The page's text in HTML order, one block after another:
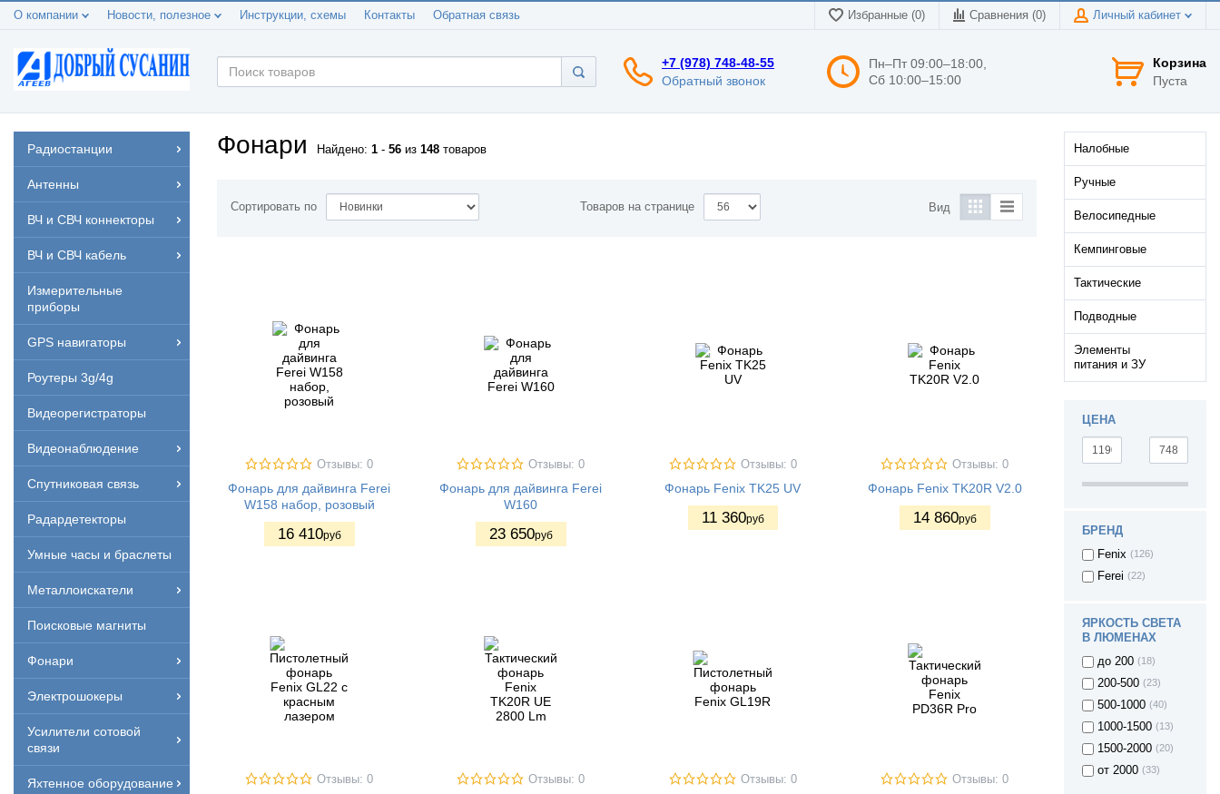
О компании Новости, полезное Инструкции, схемы Контакты Обратная связь Избранные (0) Сравнения (0) Личный кабинет
+7 (978) 748-48-55
Обратный звонок
Пн–Пт 09:00–18:00,
Сб 10:00–15:00
Корзина
Пуста
Радиостанции
Антенны
ВЧ и СВЧ коннекторы
ВЧ и СВЧ кабель
Измерительные
приборы
GPS навигаторы
Роутеры 3g/4g
Видеорегистраторы
Видеонаблюдение
Спутниковая связь
Радардетекторы
Умные часы и браслеты
Металлоискатели
Поисковые магниты
Фонари
Электрошокеры
Усилители сотовой
связи
Яхтенное оборудование
Налобные
Ручные
Велосипедные
Кемпинговые
Тактические
Подводные
Элементы
питания и ЗУ
ЦЕНА
БРЕНД
Fenix (126)
Ferei (22)
ЯРКОСТЬ СВЕТА
В ЛЮМЕНАХ
до 200 (18)
200-500 (23)
500-1000 (40)
1000-1500 (13)
1500-2000 (20)
от 2000 (33)
Фонари Найдено: 1 - 56 из 148 товаров
Сортировать по Товаров на странице Вид
Отзывы: 0
Фонарь для дайвинга Ferei
W158 набор, розовый
16 410руб
Отзывы: 0
Фонарь для дайвинга Ferei
W160
23 650руб
Отзывы: 0
Фонарь Fenix TK25 UV
11 360руб
Отзывы: 0
Фонарь Fenix TK20R V2.0
14 860руб
Отзывы: 0 Отзывы: 0 Отзывы: 0 Отзывы: 0